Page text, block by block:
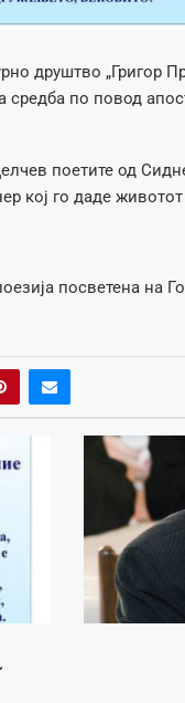
друштво „Григор
средба по повод
поетите од
кој го даде
посветена на